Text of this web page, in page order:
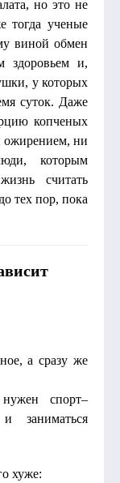
но это не
тогда ученые
виной обмен
здоровьем и,
у которых
суток. Даже
копченых
ожирением, ни
которым
считать
тех пор, пока
а сразу же
спорт–
заниматься
хуже: